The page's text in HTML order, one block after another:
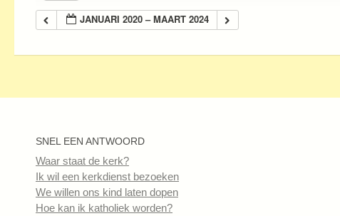
JANUARI 2020 – MAART 2024
SNEL EEN ANTWOORD
Waar staat de kerk?
Ik wil een kerkdienst bezoeken
We willen ons kind laten dopen
Hoe kan ik katholiek worden?